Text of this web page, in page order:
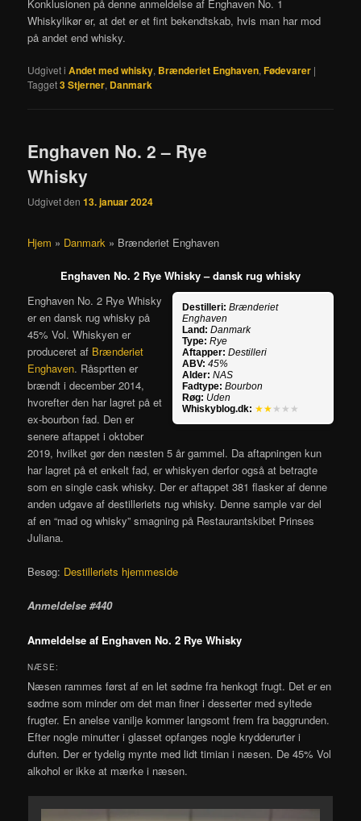
Konklusionen på denne anmeldelse af Enghaven No. 1
Whiskylikør er, at det er et fint bekendtskab, hvis man har mod
på andet end whisky.
Udgivet i Andet med whisky, Brænderiet Enghaven,Fødevarer |
Tagget3 Stjerner, Danmark
Enghaven No. 2 – Rye
Whisky
Udgivet den13. januar 2024
Hjem » Danmark » Brænderiet Enghaven
Enghaven No. 2 Rye Whisky – dansk rug whisky
Destilleri: Brænderiet
Enghaven
Land: Danmark
Type: Rye
Aftapper: Destilleri
ABV: 45%
Alder: NAS
Fadtype: Bourbon
Røg: Uden
Whiskyblog.dk: ★★ ★★★
Enghaven No. 2 Rye Whisky
er en dansk rug whisky på
45% Vol. Whiskyen er
produceret af Brænderiet
Enghaven. Råsprtten er
brændt i december 2014,
hvorefter den har lagret på et
ex-bourbon fad. Den er
senere aftappet i oktober
2019, hvilket gør den næsten 5 år gammel. Da aftapningen kun
har lagret på et enkelt fad, er whiskyen derfor også at betragte
som en single cask whisky. Der er aftappet 381 flasker af denne
anden udgave af destilleriets rug whisky. Denne sample var del
af en “mad og whisky” smagning på Restaurantskibet Prinses
Juliana.
Besøg: Destilleriets hjemmeside
Anmeldelse #440
Anmeldelse af Enghaven No. 2 Rye Whisky
NÆSE:
Næsen rammes først af en let sødme fra henkogt frugt. Det er en
sødme som minder om det man finer i desserter med syltede
frugter. En anelse vanilje kommer langsomt frem fra baggrunden.
Efter nogle minutter i glasset opfanges nogle krydderurter i
duften. Der er tydelig mynte med lidt timian i næsen. De 45% Vol
alkohol er ikke at mærke i næsen.